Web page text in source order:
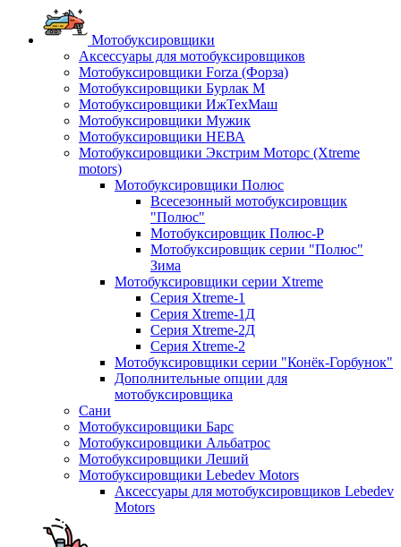
Мотобуксировщики
Аксессуары для мотобуксировщиков
Мотобуксировщики Forza (Форза)
Мотобуксировщики Бурлак М
Мотобуксировщики ИжТехМаш
Мотобуксировщики Мужик
Мотобуксировщики НЕВА
Мотобуксировщики Экстрим Моторс (Xtreme
motors)
Мотобуксировщики Полюс
Всесезонный мотобуксировщик
"Полюс"
Мотобуксировщик Полюс-Р
Мотобуксировщик серии "Полюс"
Зима
Мотобуксировщики серии Xtreme
Серия Xtreme-1
Серия Xtreme-1Д
Серия Xtreme-2Д
Серия Xtreme-2
Мотобуксировщики серии "Конёк-Горбунок"
Дополнительные опции для
мотобуксировщика
Сани
Мотобуксировщики Барс
Мотобуксировщики Альбатрос
Мотобуксировщики Леший
Мотобуксировщики Lebedev Motors
Аксессуары для мотобуксировщиков Lebedev
Motors